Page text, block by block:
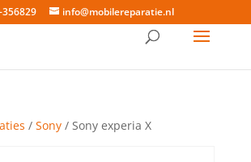
info@mobilereparatie.nl
/ Sony/ Sony experia X